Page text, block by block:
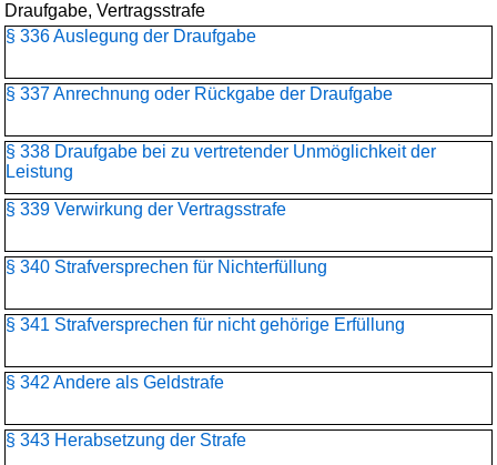
Draufgabe, Vertragsstrafe
§ 336 Auslegung der Draufgabe
§ 337 Anrechnung oder Rückgabe der Draufgabe
§ 338 Draufgabe bei zu vertretender Unmöglichkeit der
Leistung
§ 339 Verwirkung der Vertragsstrafe
§ 340 Strafversprechen für Nichterfüllung
§ 341 Strafversprechen für nicht gehörige Erfüllung
§ 342 Andere als Geldstrafe
§ 343 Herabsetzung der Strafe